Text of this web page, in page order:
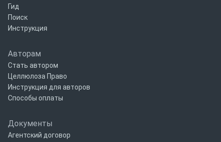
Гид
Поиск
Инструкция
Авторам
Стать автором
Целлюлоза Право
Инструкция для авторов
Способы оплаты
Документы
Агентский договор